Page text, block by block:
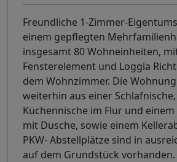
Freundliche 1-Zimmer-
einem gepflegten
insgesamt 80 Wohneinheiten,
Fensterelement und Loggia
dem Wohnzimmer. Die
weiterhin aus einer
Küchennische im Flur und
mit Dusche, sowie einem
PKW- Abstellplätze sind in
auf dem Grundstück vorhanden.